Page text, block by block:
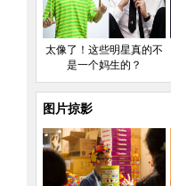
太像了！这些明星真的不
是一个妈生的？
图片掠影